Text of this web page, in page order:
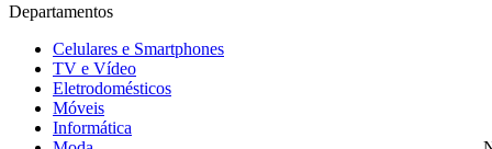
Departamentos
Celulares e Smartphones
TV e Vídeo
Eletrodomésticos
Móveis
Informática